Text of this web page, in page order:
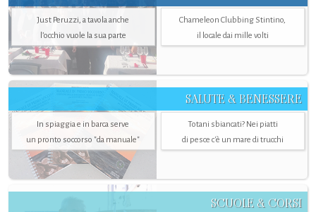
Just Peruzzi, a tavola anche
l’occhio vuole la sua parte
Chameleon Clubbing Stintino,
il locale dai mille volti
SALUTE & BENESSERE
In spiaggia e in barca serve
un pronto soccorso "da manuale"
Totani sbiancati? Nei piatti
di pesce c'è un mare di trucchi
SCUOLE & CORSI